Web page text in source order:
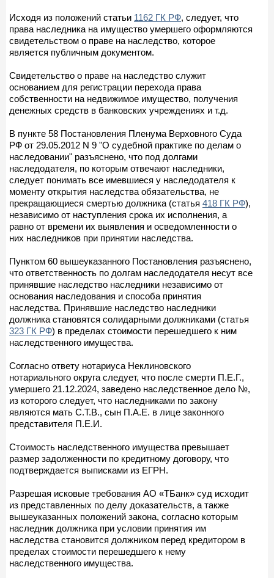
Исходя из положений статьи 1162 ГК РФ, следует, что
права наследника на имущество умершего оформляются
свидетельством о праве на наследство, которое
является публичным документом.
Свидетельство о праве на наследство служит
основанием для регистрации перехода права
собственности на недвижимое имущество, получения
денежных средств в банковских учреждениях и т.д.
В пункте 58 Постановления Пленума Верховного Суда
РФ от 29.05.2012 N 9 "О судебной практике по делам о
наследовании" разъяснено, что под долгами
наследодателя, по которым отвечают наследники,
следует понимать все имевшиеся у наследодателя к
моменту открытия наследства обязательства, не
прекращающиеся смертью должника (статья 418 ГК РФ),
независимо от наступления срока их исполнения, а
равно от времени их выявления и осведомленности о
них наследников при принятии наследства.
Пунктом 60 вышеуказанного Постановления разъяснено,
что ответственность по долгам наследодателя несут все
принявшие наследство наследники независимо от
основания наследования и способа принятия
наследства. Принявшие наследство наследники
должника становятся солидарными должниками (статья
323 ГК РФ) в пределах стоимости перешедшего к ним
наследственного имущества.
Согласно ответу нотариуса Неклиновского
нотариального округа следует, что после смерти П.Е.Г.,
умершего 21.12.2024, заведено наследственное дело №,
из которого следует, что наследниками по закону
являются мать С.Т.В., сын П.А.Е. в лице законного
представителя П.Е.И.
Стоимость наследственного имущества превышает
размер задолженности по кредитному договору, что
подтверждается выписками из ЕГРН.
Разрешая исковые требования АО «ТБанк» суд исходит
из представленных по делу доказательств, а также
вышеуказанных положений закона, согласно которым
наследник должника при условии принятия им
наследства становится должником перед кредитором в
пределах стоимости перешедшего к нему
наследственного имущества.